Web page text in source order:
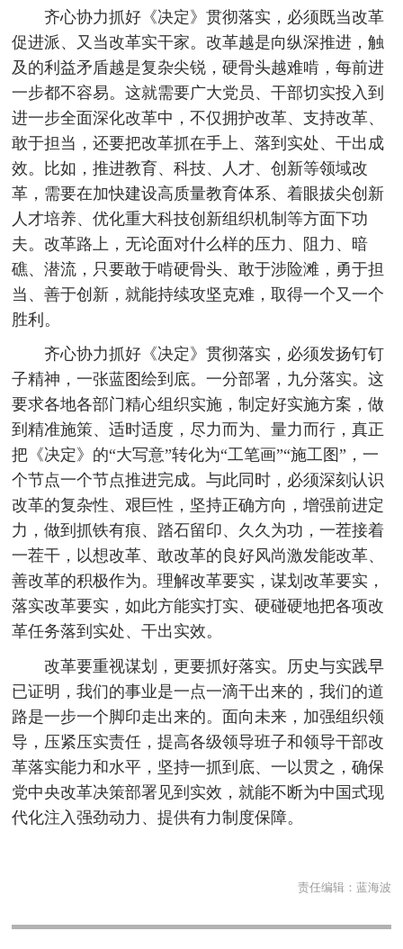
齐心协力抓好《决定》贯彻落实，必须既当改革
促进派、又当改革实干家。改革越是向纵深推进，触
及的利益矛盾越是复杂尖锐，硬骨头越难啃，每前进
一步都不容易。这就需要广大党员、干部切实投入到
进一步全面深化改革中，不仅拥护改革、支持改革、
敢于担当，还要把改革抓在手上、落到实处、干出成
效。比如，推进教育、科技、人才、创新等领域改
革，需要在加快建设高质量教育体系、着眼拔尖创新
人才培养、优化重大科技创新组织机制等方面下功
夫。改革路上，无论面对什么样的压力、阻力、暗
礁、潜流，只要敢于啃硬骨头、敢于涉险滩，勇于担
当、善于创新，就能持续攻坚克难，取得一个又一个
胜利。
齐心协力抓好《决定》贯彻落实，必须发扬钉钉
子精神，一张蓝图绘到底。一分部署，九分落实。这
要求各地各部门精心组织实施，制定好实施方案，做
到精准施策、适时适度，尽力而为、量力而行，真正
把《决定》的“大写意”转化为“工笔画”“施工图”，一
个节点一个节点推进完成。与此同时，必须深刻认识
改革的复杂性、艰巨性，坚持正确方向，增强前进定
力，做到抓铁有痕、踏石留印、久久为功，一茬接着
一茬干，以想改革、敢改革的良好风尚激发能改革、
善改革的积极作为。理解改革要实，谋划改革要实，
落实改革要实，如此方能实打实、硬碰硬地把各项改
革任务落到实处、干出实效。
改革要重视谋划，更要抓好落实。历史与实践早
已证明，我们的事业是一点一滴干出来的，我们的道
路是一步一个脚印走出来的。面向未来，加强组织领
导，压紧压实责任，提高各级领导班子和领导干部改
革落实能力和水平，坚持一抓到底、一以贯之，确保
党中央改革决策部署见到实效，就能不断为中国式现
代化注入强劲动力、提供有力制度保障。
责任编辑： 蓝海波